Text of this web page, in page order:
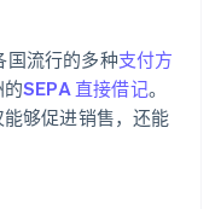
流行的多种支付方
的SEPA 直接借记。
够促进销售，还能